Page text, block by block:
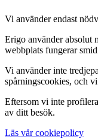
Vi använder endast
Erigo använder absolut
webbplats fungerar
Vi använder inte
spårningscookies, och
Eftersom vi inte
av ditt besök.
Läs vår cookiepolicy